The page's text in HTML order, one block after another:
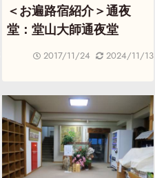
＜お遍路宿紹介＞通夜
堂：堂山大師通夜堂
2017/11/24 2024/11/13